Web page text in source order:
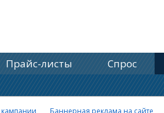
Прайс-листы
Спрос
Баннерная реклама на сайте